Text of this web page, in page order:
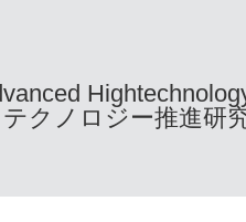
クノロジー推進研